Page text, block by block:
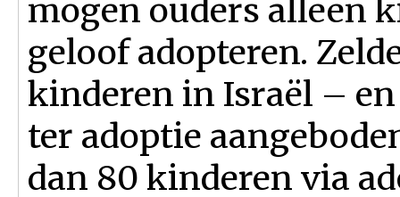
mogen ouders alleen
geloof adopteren.
kinderen in Israël –
ter adoptie
dan 80 kinderen via